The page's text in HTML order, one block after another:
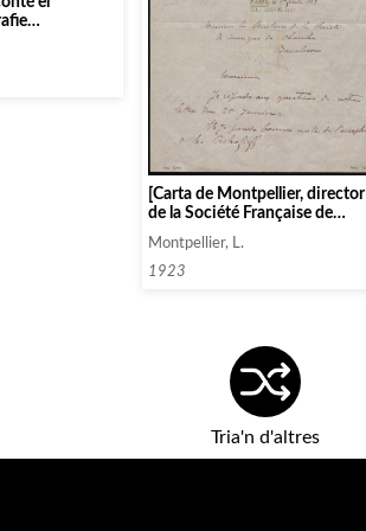
por si nos es
últimas
[Carta de Montpellier, director
de la Société Française de
Concerts a Théatre a Manel
Clausells.]
Montpellier, L.
1923
Tria'n d'altres